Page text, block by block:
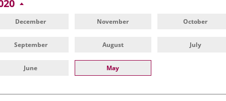
December November October
September August July
June May